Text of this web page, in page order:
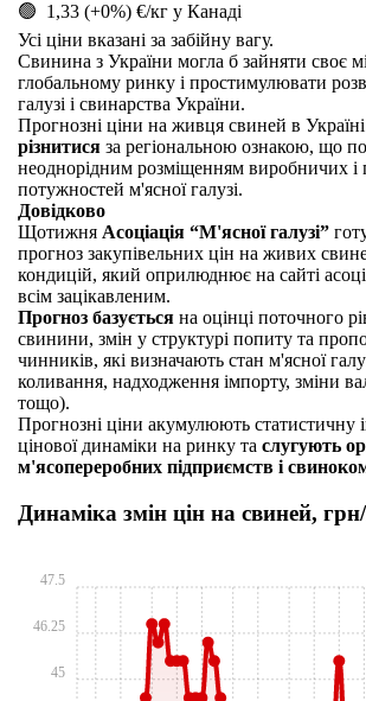
🟢 1,33 (+0%) €/кг у Канаді
Усі ціни вказані за забійну вагу.
Свинина з України могла б зайняти своє
глобальному ринку і простимулювати
галузі і свинарства України.
Прогнозні ціни на живця свиней в Україні
різнитися за регіональною ознакою, що
неоднорідним розміщенням виробничих і
потужностей м'ясної галузі.
Довідково
Щотижня Асоціація “М'ясної галузі”
прогноз закупівельних цін на живих
кондицій, який оприлюднює на сайті
всім зацікавленим.
Прогноз базується на оцінці поточного
свинини, змін у структурі попиту та
чинників, які визначають стан м'ясної
коливання, надходження імпорту, зміни
тощо).
Прогнозні ціни акумулюють статистичну
цінової динаміки на ринку та слугують
м'ясопереробних підприємств і
Динаміка змін цін на свиней,
45
46.25
47.5